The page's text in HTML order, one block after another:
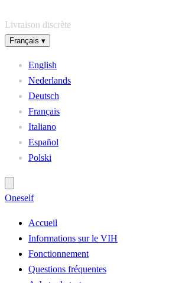
Livraison discrète
Français ▾
English
Nederlands
Deutsch
Français
Italiano
Español
Polski
Oneself
Accueil
Informations sur le VIH
Fonctionnement
Questions fréquentes